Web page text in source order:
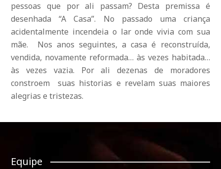
pessoas que por ali passam? Desta premissa é
desenhada “A Casa”. No passado uma criança
acidentalmente incendeia o lar onde vivia com sua
mãe. Nos anos seguintes, a casa é reconstruída,
vendida, novamente reformada… às vezes habitada…
às vezes vazia. Por ali dezenas de moradores
constroem suas historias e revelam suas maiores
alegrias e tristezas.
Equipe